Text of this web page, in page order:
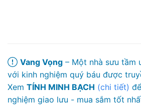
Vang Vọng – Một nhà sưu tầm
với kinh nghiệm quý báu được
Xem TÍNH MINH BẠCH (chi tiết)
nghiệm giao lưu - mua sắm tốt